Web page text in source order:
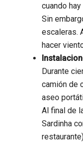
cuando
Sin
escaleras.
hacer
Durante
camión de
aseo
Al final de
Sardinha